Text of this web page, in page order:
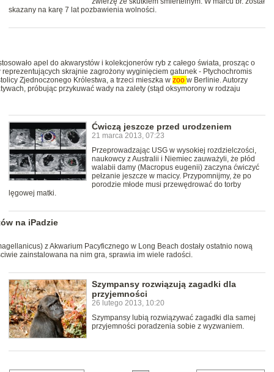
skazany na karę 7 lat pozbawienia wolności.
apel do akwarystów i kolekcjonerów ryb z całego świata, prosząc o
skrajnie zagrożony wyginięciem gatunek - Ptychochromis
Zjednoczonego Królestwa, a trzeci mieszka w zoo w Berlinie. Autorzy
próbując przykuwać wady na zalety (stąd oksymorony w rodzaju
Ćwiczą jeszcze przed urodzeniem
21 marca 2013, 07:23
Przeprowadzając USG w wysokiej rozdzielczości,
naukowcy z Australii i Niemiec zauważyli, że płód
walabii damy (Macropus eugenii) zaczyna ćwiczyć
pełzanie jeszcze w macicy. Przypomnijmy, że po
porodzie młode musi przewędrować do torby
lęgowej matki.
na iPadzie
z Akwarium Pacyficznego w Long Beach dostały ostatnio nową
zainstalowana na nim gra, sprawia im wiele radości.
Szympansy rozwiązują zagadki dla
przyjemności
26 lutego 2013, 10:20
Szympansy lubią rozwiązywać zagadki dla samej
przyjemności poradzenia sobie z wyzwaniem.